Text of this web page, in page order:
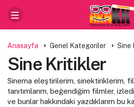
Anasayfa Genel Kategoriler Sine
Sine Kritikler
Sinema eleştirilerim, sinektiriklerim,
tanıtımlarım, beğendiğim filmler,
ve bunlar hakkındaki yazdıklarım bu